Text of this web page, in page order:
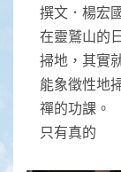
撰文．楊宏
在靈鷲山的
掃地，其實
能象徵性地
禪的功課。
只有真的